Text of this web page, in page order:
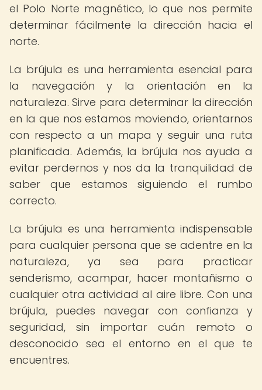
el Polo Norte magnético, lo que nos permite
determinar fácilmente la dirección hacia el
norte.
La brújula es una herramienta esencial para
la navegación y la orientación en la
naturaleza. Sirve para determinar la dirección
en la que nos estamos moviendo, orientarnos
con respecto a un mapa y seguir una ruta
planificada. Además, la brújula nos ayuda a
evitar perdernos y nos da la tranquilidad de
saber que estamos siguiendo el rumbo
correcto.
La brújula es una herramienta indispensable
para cualquier persona que se adentre en la
naturaleza, ya sea para practicar
senderismo, acampar, hacer montañismo o
cualquier otra actividad al aire libre. Con una
brújula, puedes navegar con confianza y
seguridad, sin importar cuán remoto o
desconocido sea el entorno en el que te
encuentres.